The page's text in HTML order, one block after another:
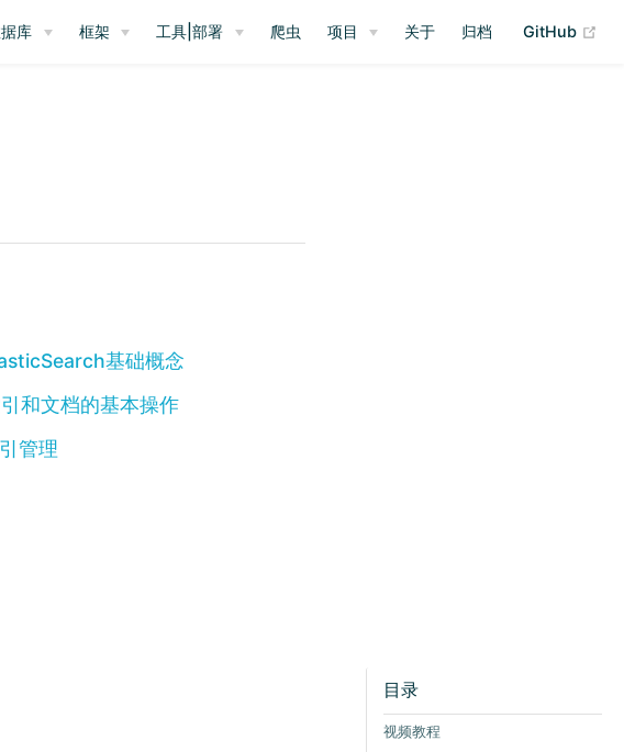
库 框架 工具|部署 爬虫 项目 关于 归档 GitHub
基础概念
和文档的基本操作
管理
目录
视频教程